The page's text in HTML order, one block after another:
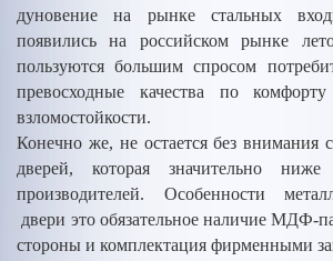
дуновение на рынке стальных
появились на российском рынке
пользуются большим спросом
превосходные качества по
взломостойкости.
Конечно же, не остается без внимания
дверей, которая значительно ниже
производителей. Особенности
двери это обязательное наличие МДФ-
стороны и комплектация фирменными